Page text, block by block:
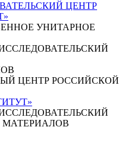
ЦЕНТР
УНИТАРНОЕ
ЦЕНТР РОССИЙСКОЙ